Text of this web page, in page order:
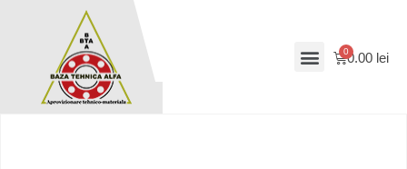
0.00 lei